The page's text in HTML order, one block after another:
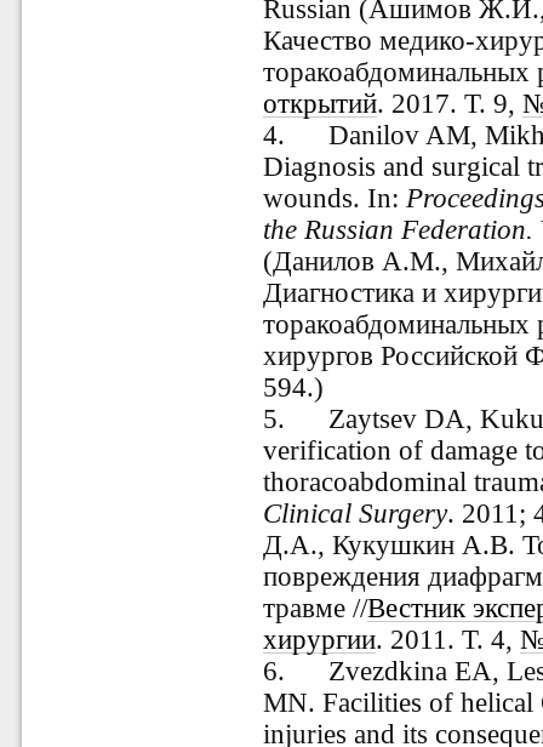
Russian (Ашимов
Качество медико-
торакоабдоминальных
открытий. 2017. Т. 9,
4.
Danilov AM,
Diagnosis and surgical
wounds. In:
the Russian Federation.
(Данилов А.М.,
Диагностика и
хирургов Российской
594.)
5.
Zaytsev DA,
verification of damage
thoracoabdominal
Clinical Surgery. 2011;
Д.А., Кукушкин А.В.
повреждения
травме //Вестник
хирургии. 2011. Т. 4,
6.
Zvezdkina EA,
MN. Facilities of helical
injuries and its